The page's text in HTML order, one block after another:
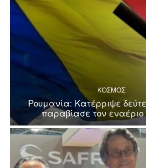
ΚΟΣΜΟΣ
Ρουμανία: Κατέρριψε
παραβίασε τον εναέριο